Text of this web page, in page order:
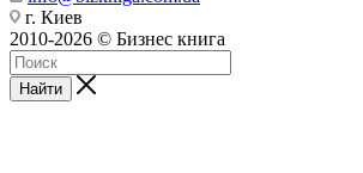
г. Киев
2010-2026 © Бизнес книга
Найти